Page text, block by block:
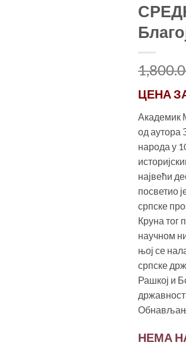
ЦЕНА
Академик
од аутора
народа у
највећи
посветио
српске
Круна тог
научном
њој се
српске
Рашкој и
НЕМА